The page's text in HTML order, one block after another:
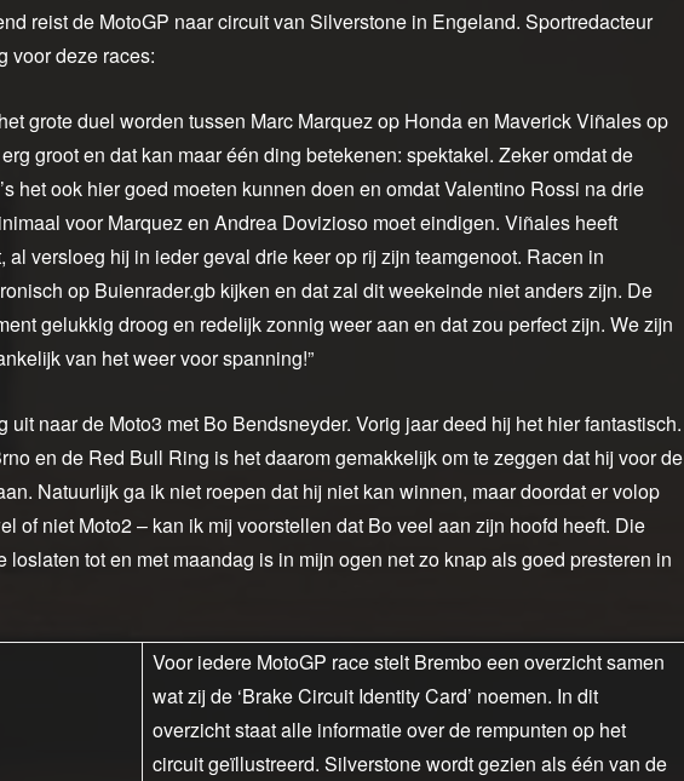
reist de MotoGP naar circuit van Silverstone in Engeland. Sportredacteur
voor deze races:
grote duel worden tussen Marc Marquez op Honda en Maverick Viñales op
groot en dat kan maar één ding betekenen: spektakel. Zeker omdat de
het ook hier goed moeten kunnen doen en omdat Valentino Rossi na drie
voor Marquez en Andrea Dovizioso moet eindigen. Viñales heeft
versloeg hij in ieder geval drie keer op rij zijn teamgenoot. Racen in
op Buienrader.gb kijken en dat zal dit weekeinde niet anders zijn. De
gelukkig droog en redelijk zonnig weer aan en dat zou perfect zijn. We zijn
van het weer voor spanning!”
uit naar de Moto3 met Bo Bendsneyder. Vorig jaar deed hij het hier fantastisch.
en de Red Bull Ring is het daarom gemakkelijk om te zeggen dat hij voor de
Natuurlijk ga ik niet roepen dat hij niet kan winnen, maar doordat er volop
of niet Moto2 – kan ik mij voorstellen dat Bo veel aan zijn hoofd heeft. Die
tot en met maandag is in mijn ogen net zo knap als goed presteren in
Voor iedere MotoGP race stelt Brembo een overzicht samen
wat zij de ‘Brake Circuit Identity Card’ noemen. In dit
overzicht staat alle informatie over de rempunten op het
circuit geïllustreerd. Silverstone wordt gezien als één van de